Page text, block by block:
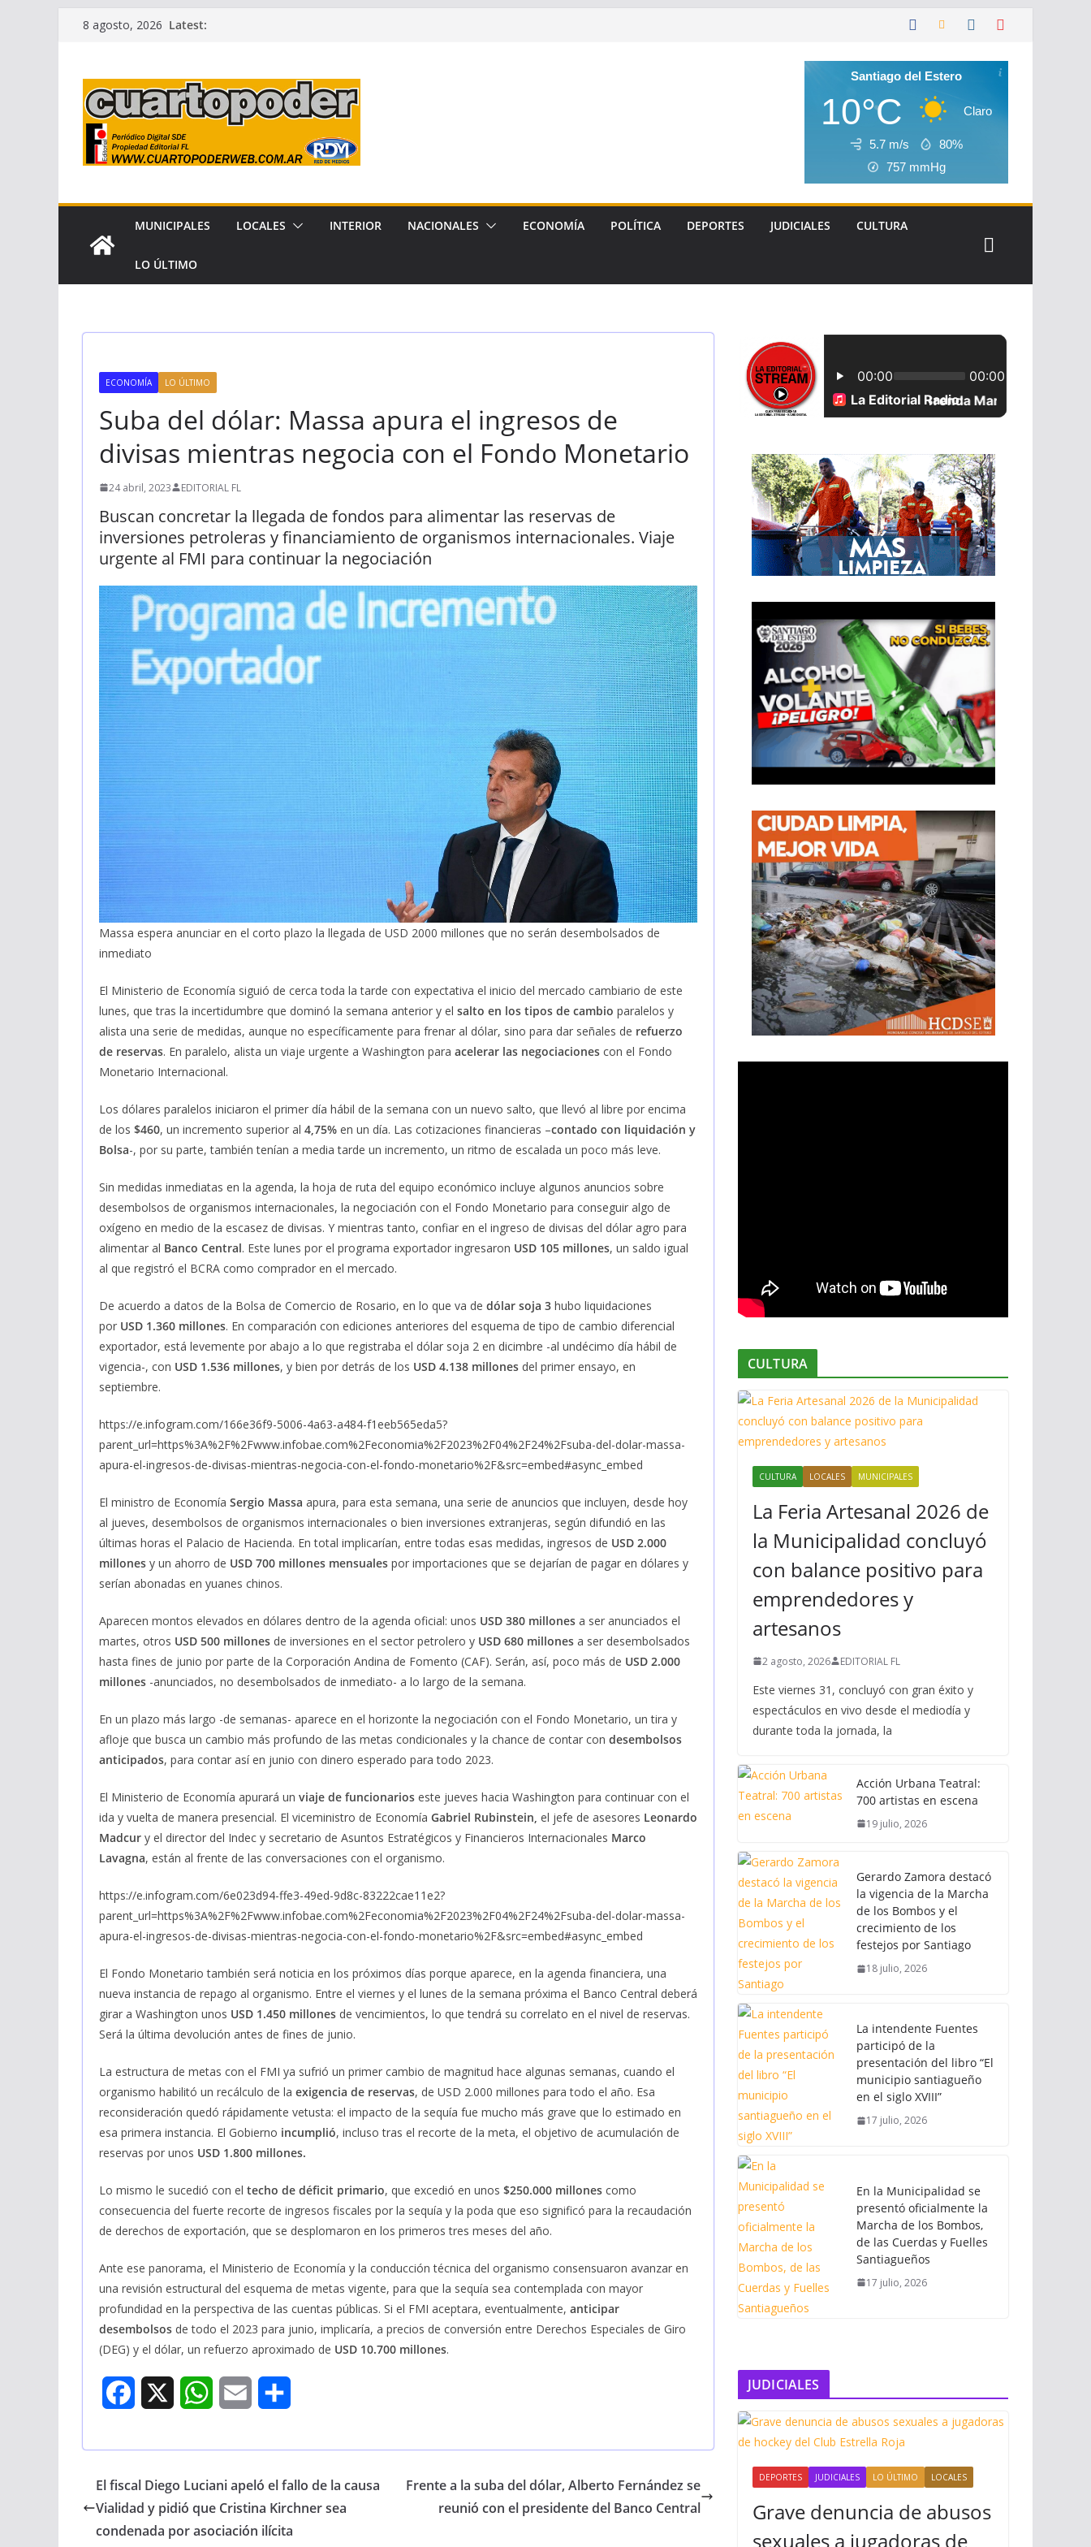
8 agosto, 2026 Latest:
Santiago del Estero
10°C Claro
5.7 m/s
80%
757 mmHg
MUNICIPALES LOCALES INTERIOR NACIONALES ECONOMÍA POLÍTICA DEPORTES JUDICIALES CULTURA
LO ÚLTIMO
ECONOMÍA LO ÚLTIMO
Suba del dólar: Massa apura el ingresos de
divisas mientras negocia con el Fondo Monetario
24 abril, 2023 EDITORIAL FL
Buscan concretar la llegada de fondos para alimentar las reservas de
inversiones petroleras y financiamiento de organismos internacionales. Viaje
urgente al FMI para continuar la negociación
Massa espera anunciar en el corto plazo la llegada de USD 2000 millones que no serán desembolsados de
inmediato
El Ministerio de Economía siguió de cerca toda la tarde con expectativa el inicio del mercado cambiario de este
lunes, que tras la incertidumbre que dominó la semana anterior y el salto en los tipos de cambio paralelos y
alista una serie de medidas, aunque no específicamente para frenar al dólar, sino para dar señales de refuerzo
de reservas. En paralelo, alista un viaje urgente a Washington para acelerar las negociaciones con el Fondo
Monetario Internacional.
Los dólares paralelos iniciaron el primer día hábil de la semana con un nuevo salto, que llevó al libre por encima
de los $460, un incremento superior al 4,75% en un día. Las cotizaciones financieras –contado con liquidación y
Bolsa-, por su parte, también tenían a media tarde un incremento, un ritmo de escalada un poco más leve.
Sin medidas inmediatas en la agenda, la hoja de ruta del equipo económico incluye algunos anuncios sobre
desembolsos de organismos internacionales, la negociación con el Fondo Monetario para conseguir algo de
oxígeno en medio de la escasez de divisas. Y mientras tanto, confiar en el ingreso de divisas del dólar agro para
alimentar al Banco Central. Este lunes por el programa exportador ingresaron USD 105 millones, un saldo igual
al que registró el BCRA como comprador en el mercado.
De acuerdo a datos de la Bolsa de Comercio de Rosario, en lo que va de dólar soja 3 hubo liquidaciones
por USD 1.360 millones. En comparación con ediciones anteriores del esquema de tipo de cambio diferencial
exportador, está levemente por abajo a lo que registraba el dólar soja 2 en dicimbre -al undécimo día hábil de
vigencia-, con USD 1.536 millones, y bien por detrás de los USD 4.138 millones del primer ensayo, en
septiembre.
https://e.infogram.com/166e36f9-5006-4a63-a484-f1eeb565eda5?
parent_url=https%3A%2F%2Fwww.infobae.com%2Feconomia%2F2023%2F04%2F24%2Fsuba-del-dolar-massa-
apura-el-ingresos-de-divisas-mientras-negocia-con-el-fondo-monetario%2F&src=embed#async_embed
El ministro de Economía Sergio Massa apura, para esta semana, una serie de anuncios que incluyen, desde hoy
al jueves, desembolsos de organismos internacionales o bien inversiones extranjeras, según difundió en las
últimas horas el Palacio de Hacienda. En total implicarían, entre todas esas medidas, ingresos de USD 2.000
millones y un ahorro de USD 700 millones mensuales por importaciones que se dejarían de pagar en dólares y
serían abonadas en yuanes chinos.
Aparecen montos elevados en dólares dentro de la agenda oficial: unos USD 380 millones a ser anunciados el
martes, otros USD 500 millones de inversiones en el sector petrolero y USD 680 millones a ser desembolsados
hasta fines de junio por parte de la Corporación Andina de Fomento (CAF). Serán, así, poco más de USD 2.000
millones -anunciados, no desembolsados de inmediato- a lo largo de la semana.
En un plazo más largo -de semanas- aparece en el horizonte la negociación con el Fondo Monetario, un tira y
afloje que busca un cambio más profundo de las metas condicionales y la chance de contar con desembolsos
anticipados, para contar así en junio con dinero esperado para todo 2023.
El Ministerio de Economía apurará un viaje de funcionarios este jueves hacia Washington para continuar con el
ida y vuelta de manera presencial. El viceministro de Economía Gabriel Rubinstein, el jefe de asesores Leonardo
Madcur y el director del Indec y secretario de Asuntos Estratégicos y Financieros Internacionales Marco
Lavagna, están al frente de las conversaciones con el organismo.
https://e.infogram.com/6e023d94-ffe3-49ed-9d8c-83222cae11e2?
parent_url=https%3A%2F%2Fwww.infobae.com%2Feconomia%2F2023%2F04%2F24%2Fsuba-del-dolar-massa-
apura-el-ingresos-de-divisas-mientras-negocia-con-el-fondo-monetario%2F&src=embed#async_embed
El Fondo Monetario también será noticia en los próximos días porque aparece, en la agenda financiera, una
nueva instancia de repago al organismo. Entre el viernes y el lunes de la semana próxima el Banco Central deberá
girar a Washington unos USD 1.450 millones de vencimientos, lo que tendrá su correlato en el nivel de reservas.
Será la última devolución antes de fines de junio.
La estructura de metas con el FMI ya sufrió un primer cambio de magnitud hace algunas semanas, cuando el
organismo habilitó un recálculo de la exigencia de reservas, de USD 2.000 millones para todo el año. Esa
reconsideración quedó rápidamente vetusta: el impacto de la sequía fue mucho más grave que lo estimado en
esa primera instancia. El Gobierno incumplió, incluso tras el recorte de la meta, el objetivo de acumulación de
reservas por unos USD 1.800 millones.
Lo mismo le sucedió con el techo de déficit primario, que excedió en unos $250.000 millones como
consecuencia del fuerte recorte de ingresos fiscales por la sequía y la poda que eso significó para la recaudación
de derechos de exportación, que se desplomaron en los primeros tres meses del año.
Ante ese panorama, el Ministerio de Economía y la conducción técnica del organismo consensuaron avanzar en
una revisión estructural del esquema de metas vigente, para que la sequía sea contemplada con mayor
profundidad en la perspectiva de las cuentas públicas. Si el FMI aceptara, eventualmente, anticipar
desembolsos de todo el 2023 para junio, implicaría, a precios de conversión entre Derechos Especiales de Giro
(DEG) y el dólar, un refuerzo aproximado de USD 10.700 millones.
e
W
t
i
r
El fiscal Diego Luciani apeló el fallo de la causa
Vialidad y pidió que Cristina Kirchner sea
condenada por asociación ilícita
Frente a la suba del dólar, Alberto Fernández se
reunió con el presidente del Banco Central
CULTURA
CULTURA LOCALES MUNICIPALES
La Feria Artesanal 2026 de
la Municipalidad concluyó
con balance positivo para
emprendedores y
artesanos
2 agosto, 2026 EDITORIAL FL
Este viernes 31, concluyó con gran éxito y
espectáculos en vivo desde el mediodía y
durante toda la jornada, la
Acción Urbana Teatral:
700 artistas en escena
19 julio, 2026
Gerardo Zamora destacó
la vigencia de la Marcha
de los Bombos y el
crecimiento de los
festejos por Santiago
18 julio, 2026
La intendente Fuentes
participó de la
presentación del libro “El
municipio santiagueño
en el siglo XVIII”
17 julio, 2026
En la Municipalidad se
presentó oficialmente la
Marcha de los Bombos,
de las Cuerdas y Fuelles
Santiagueños
17 julio, 2026
JUDICIALES
DEPORTES JUDICIALES LO ÚLTIMO LOCALES
Grave denuncia de abusos
sexuales a jugadoras de